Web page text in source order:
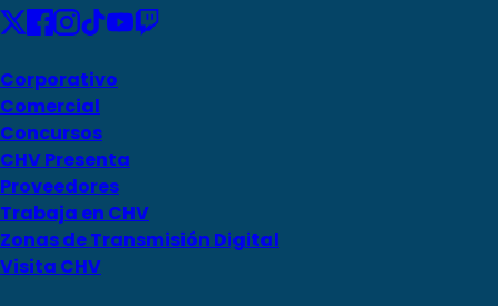
Corporativo
Comercial
Concursos
CHV Presenta
Proveedores
Trabaja en CHV
Zonas de Transmisión Digital
Visita CHV